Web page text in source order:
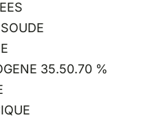
35.50.70 %